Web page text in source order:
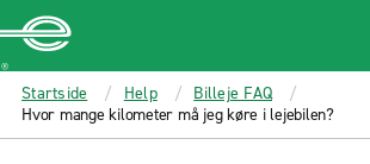
MAIN
CONTENT
Enterprise
Startside Help
Billeje FAQ
Hvor mange kilometer må jeg køre i lejebilen?